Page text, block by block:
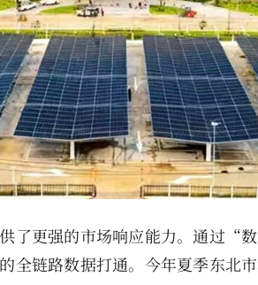
了更强的市场响应能力。通过“
全链路数据打通。今年夏季东北